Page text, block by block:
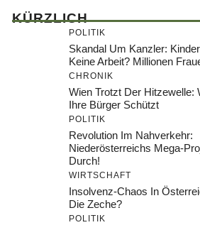
KÜRZLICH
POLITIK
Skandal Um Kanzler:
Keine Arbeit? Millionen
CHRONIK
Wien Trotzt Der Hitzewelle:
Ihre Bürger Schützt
POLITIK
Revolution Im Nahverkehr:
Niederösterreichs Mega-
Durch!
WIRTSCHAFT
Insolvenz-Chaos In
Die Zeche?
POLITIK